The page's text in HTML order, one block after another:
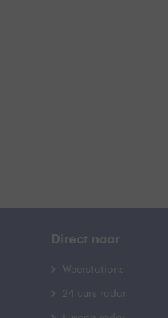
Direct naar
Weerstations
24 uurs radar